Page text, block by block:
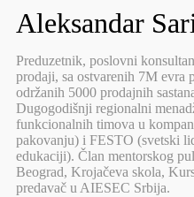
Aleksandar
Preduzetnik, poslovni
prodaji, sa ostvarenih 7M evra
održanih 5000 prodajnih
Dugogodišnji regionalni
funkcionalnih timova u
pakovanju) i FESTO (svetski
edukaciji). Član mentorskog
Beograd, Krojačeva skola,
predavač u AIESEC Srbija.